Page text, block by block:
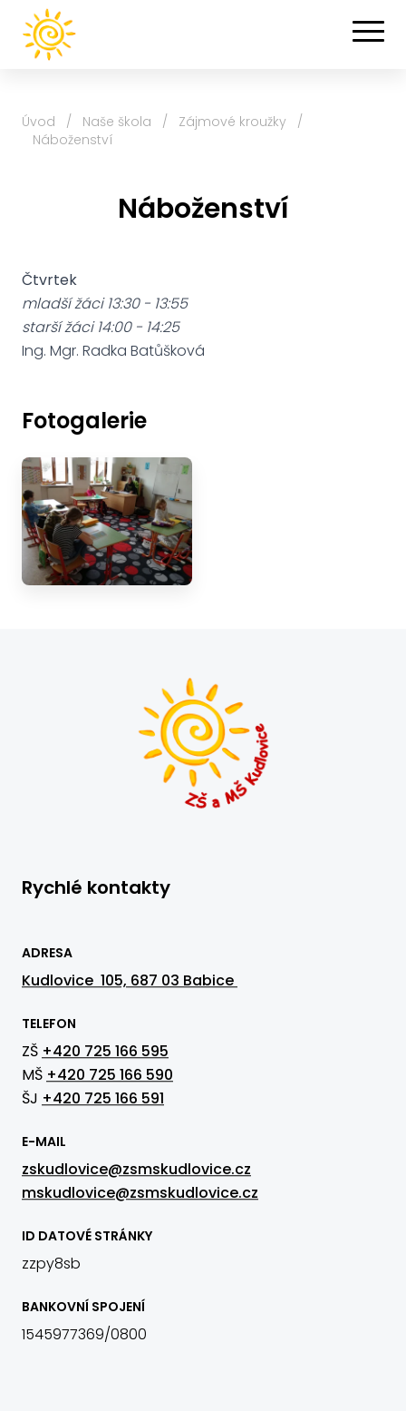
Úvod / Naše škola / Zájmové kroužky
/
Náboženství
Náboženství
Čtvrtek
mladší žáci 13:30 - 13:55
starší žáci 14:00 - 14:25
Ing. Mgr. Radka Batůšková
Fotogalerie
Rychlé kontakty
ADRESA
Kudlovice 105, 687 03 Babice
TELEFON
ZŠ +420 725 166 595
MŠ +420 725 166 590
ŠJ +420 725 166 591
E-MAIL
zskudlovice@zsmskudlovice.cz
mskudlovice@zsmskudlovice.cz
ID DATOVÉ STRÁNKY
zzpy8sb
BANKOVNÍ SPOJENÍ
1545977369/0800